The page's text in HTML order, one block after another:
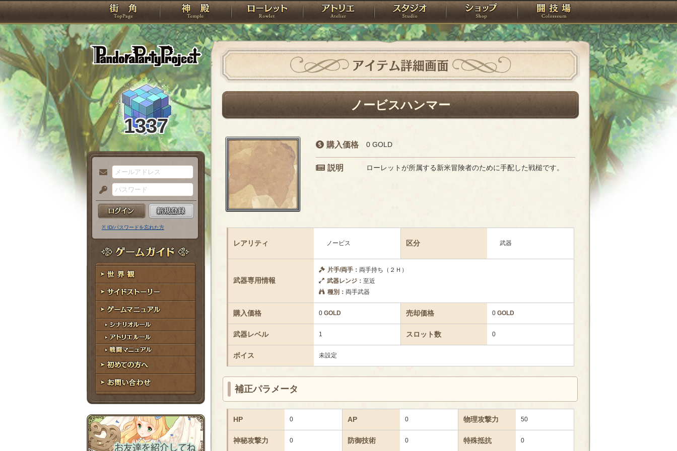
PandoraPartyProject
TOP 神殿 ローレット アトリエ スタジオ ショップ 闘技場
1337
メ
ー
ル
ア
ド
レ
ス
パ
ス
ー
ド
※ ID/パスワードを忘れた方
ゲームガイド
世界観
サイドストーリー
ゲームマニュアル
シナリオルール
アトリエルール
戦闘マニュアル
初めての方へ
お問い合わせ
アイテム詳細画面
ノービスハンマー
購入価格 0 GOLD
説明 ローレットが所属する新米冒険者のために手配した戦槌です。
レアリティ ノービス 区分 武器
武器専用情報
片手/両手： 両手持ち（２Ｈ）
武器レンジ： 至近
種別： 両手武器
購入価格 0 GOLD 売却価格 0 GOLD
武器レベル 1 スロット数 0
ボイス 未設定
補正パラメータ
HP 0 AP 0 物理攻撃力 50
神秘攻撃力 0 防御技術 0 特殊抵抗 0